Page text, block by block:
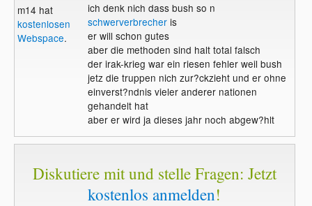
m14 hat
kostenlosen
Webspace.
ich denk nich dass bush so n
schwerverbrecheris
er will schon gutes
aber die methoden sind halt total falsch
der irak-krieg war ein riesen fehler weil bush
jetz die truppen nich zur?ckzieht und er ohne
einverst?ndnis vieler anderer nationen
gehandelt hat
aber er wird ja dieses jahr noch abgew?hlt
Diskutiere mit und stelle Fragen: Jetzt
kostenlos anmelden!